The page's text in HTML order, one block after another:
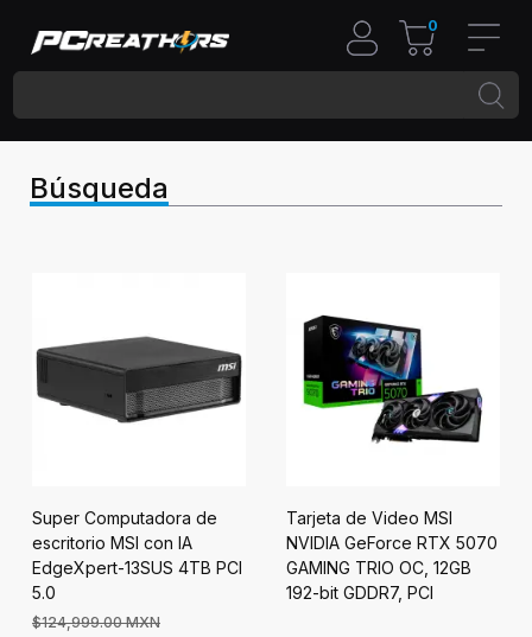
0
Búsqueda
Super Computadora de
escritorio MSI con IA
EdgeXpert-13SUS 4TB PCI
5.0
$124,999.00 MXN
Tarjeta de Video MSI
NVIDIA GeForce RTX 5070
GAMING TRIO OC, 12GB
192-bit GDDR7, PCI